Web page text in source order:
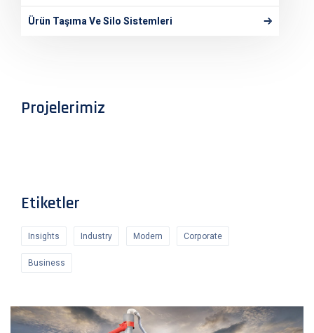
Ürün Taşıma Ve Silo Sistemleri
Projelerimiz
Etiketler
Insights Industry Modern Corporate
Business